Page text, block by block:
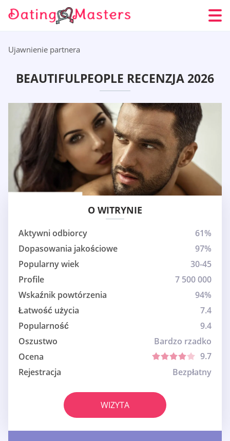
Ujawnienie partnera
BEAUTIFULPEOPLE RECENZJA 2026
O WITRYNIE
Aktywni odbiorcy
61%
Dopasowania jakościowe
97%
Popularny wiek
30-45
Profile
7 500 000
Wskaźnik powtórzenia
94%
Łatwość użycia
7.4
Popularność
9.4
Oszustwo
Bardzo rzadko
Ocena
9.7
Rejestracja
Bezpłatny
WIZYTA